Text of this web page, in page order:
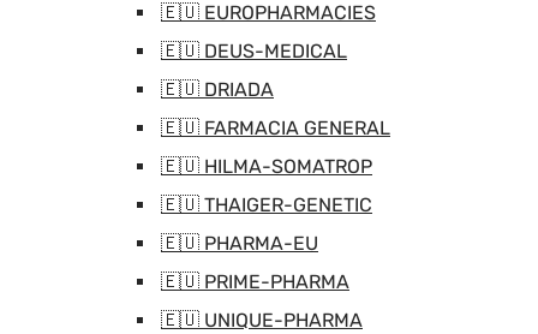
🇪🇺 EUROPHARMACIES
🇪🇺 DEUS-MEDICAL
🇪🇺 DRIADA
🇪🇺 FARMACIA GENERAL
🇪🇺 HILMA-SOMATROP
🇪🇺 THAIGER-GENETIC
🇪🇺 PHARMA-EU
🇪🇺 PRIME-PHARMA
🇪🇺 UNIQUE-PHARMA